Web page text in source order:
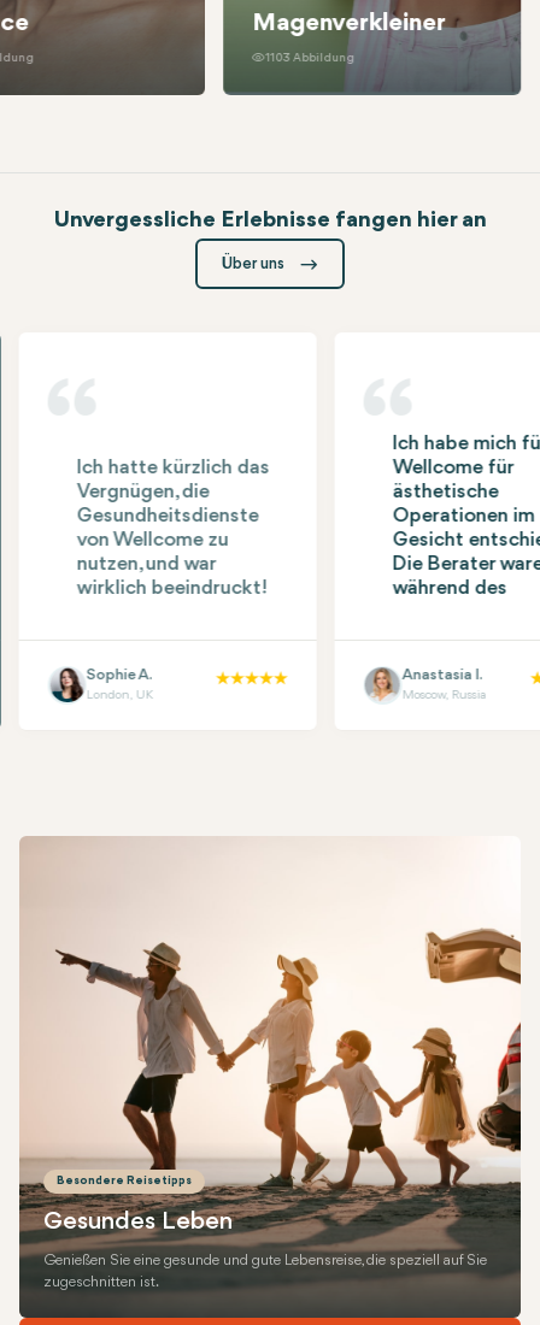
Magenverkleiner
1103 Abbildung
Unvergessliche Erlebnisse fangen hier an
Was unsere Gäste über Wellcome sagen:
Über uns
Ich hatte kürzlich das
Vergnügen, die
Gesundheitsdienste
von Wellcome zu
nutzen, und war
wirklich beeindruckt!
Sophie A.
London, UK
“
Ich habe mich
Wellcome für
ästhetische
Operationen im
Gesicht
Die Berater
während des
positiv und
Krankenhaus
Anastasia I.
Moscow, Russia
“
Besondere Reisetipps
Gesundes Leben
Genießen Sie eine gesunde und gute Lebensreise, die speziell auf Sie
zugeschnitten ist.